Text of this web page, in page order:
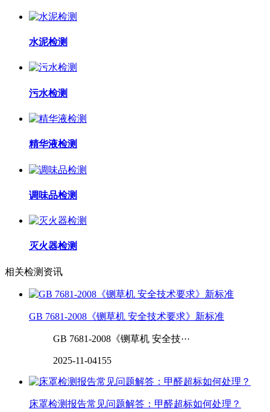
水泥检测
污水检测
精华液检测
调味品检测
灭火器检测
相关检测资讯
GB 7681-2008《铡草机 安全技术要求》新标准
GB 7681-2008《铡草机 安全技···
2025-11-04155
床罩检测报告常见问题解答：甲醛超标如何处理？